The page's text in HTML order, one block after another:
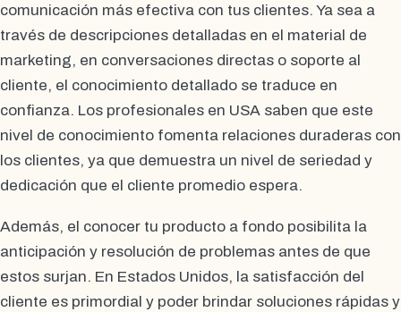
comunicación más efectiva con tus clientes. Ya sea a
través de descripciones detalladas en el material de
marketing, en conversaciones directas o soporte al
cliente, el conocimiento detallado se traduce en
confianza. Los profesionales en USA saben que este
nivel de conocimiento fomenta relaciones duraderas con
los clientes, ya que demuestra un nivel de seriedad y
dedicación que el cliente promedio espera.
Además, el conocer tu producto a fondo posibilita la
anticipación y resolución de problemas antes de que
estos surjan. En Estados Unidos, la satisfacción del
cliente es primordial y poder brindar soluciones rápidas y